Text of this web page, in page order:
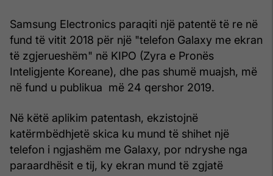
Samsung Electronics paraqiti një patentë të re në
fund të vitit 2018 për një "telefon Galaxy me ekran
të zgjerueshëm" në KIPO (Zyra e Pronës
Inteligjente Koreane), dhe pas shumë muajsh, më
në fund u publikua më 24 qershor 2019.
Në këtë aplikim patentash, ekzistojnë
katërmbëdhjetë skica ku mund të shihet një
telefon i ngjashëm me Galaxy, por ndryshe nga
paraardhësit e tij, ky ekran mund të zgjatë